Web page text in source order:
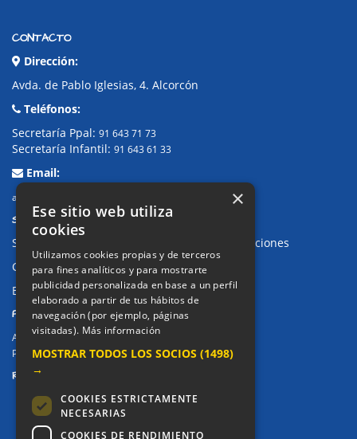
CONTACTO
Dirección:
Avda. de Pablo Iglesias, 4. Alcorcón
Teléfonos:
Secretaría Ppal: 91 643 71 73
Secretaría Infantil: 91 643 61 33
Email:
alkor@colegioalkor.com
SUGERENCIAS Y CANAL DE DENUNCIAS
Sugerencias, Quejas, Reclamaciones y Felicitaciones
Canal de denuncias
Buzón denuncia drogas CM
PRIVACIDAD
Aviso legal / Política de privacidad
Política de Cookies
REDES SOCIALES
×
Ese sitio web utiliza
cookies
Utilizamos cookies propias y de terceros
para fines analíticos y para mostrarte
publicidad personalizada en base a un perfil
elaborado a partir de tus hábitos de
navegación (por ejemplo, páginas
visitadas). Más información
MOSTRAR TODOS LOS SOCIOS (1498)
→
COOKIES ESTRICTAMENTE
NECESARIAS
COOKIES DE RENDIMIENTO